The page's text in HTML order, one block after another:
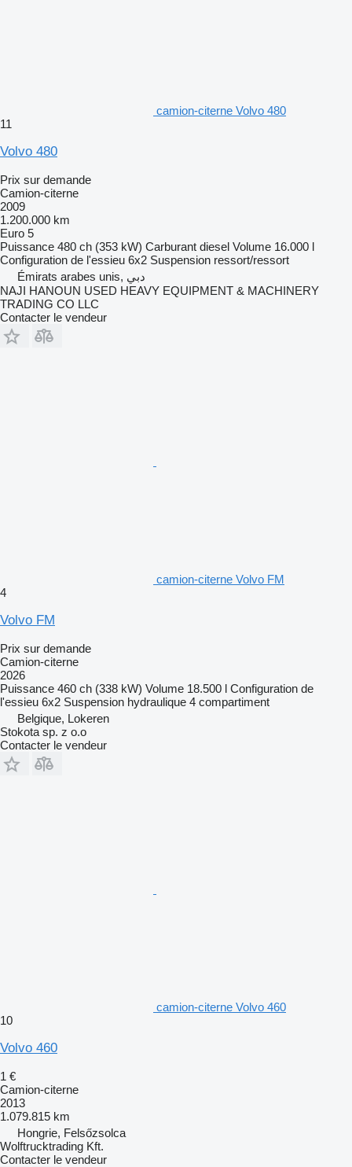
camion-citerne Volvo 480
11
Volvo 480
Prix sur demande
Camion-citerne
2009
1.200.000 km
Euro 5
Puissance 480 ch (353 kW) Carburant diesel Volume 16.000 l
Configuration de l'essieu 6x2 Suspension ressort/ressort
Émirats arabes unis, دبي
NAJI HANOUN USED HEAVY EQUIPMENT & MACHINERY
TRADING CO LLC
Contacter le vendeur
camion-citerne Volvo FM
4
Volvo FM
Prix sur demande
Camion-citerne
2026
Puissance 460 ch (338 kW) Volume 18.500 l Configuration de
l'essieu 6x2 Suspension hydraulique 4 compartiment
Belgique, Lokeren
Stokota sp. z o.o
Contacter le vendeur
camion-citerne Volvo 460
10
Volvo 460
1 €
Camion-citerne
2013
1.079.815 km
Hongrie, Felsőzsolca
Wolftrucktrading Kft.
Contacter le vendeur